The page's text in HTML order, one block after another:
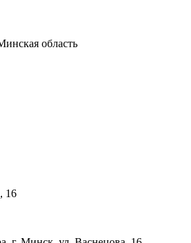
область
16